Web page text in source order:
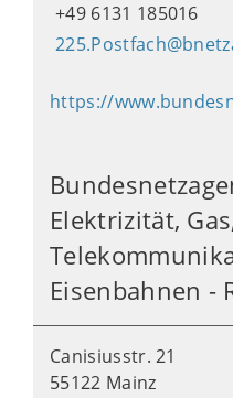
+49 6131 185016
https://
Elektrizität,
Eisenbahnen -
Canisiusstr. 21
55122 Mainz